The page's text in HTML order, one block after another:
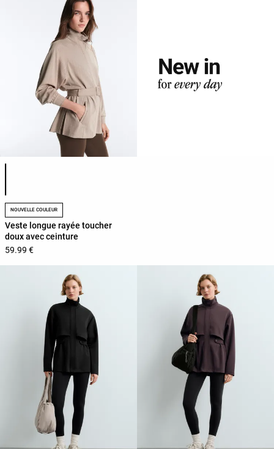
Liste des couleurs du produit
NOUVELLE COULEUR
Veste longue rayée toucher
doux avec ceinture
59.99 €